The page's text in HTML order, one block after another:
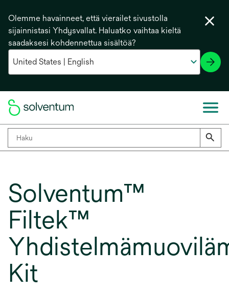
Olemme havainneet, että vierailet sivustolla
sijainnistasi Yhdysvallat. Haluatko vaihtaa kieltä
saadaksesi kohdennettua sisältöä?
Solventum™
Filtek™
Kit